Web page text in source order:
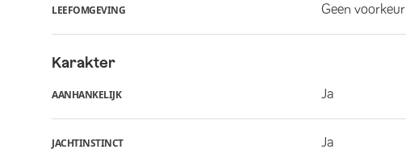
LEEFOMGEVING Geen voorkeur
Karakter
AANHANKELIJK Ja
JACHTINSTINCT Ja